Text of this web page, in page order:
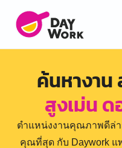
ค้นหางาน
สูงเม่น
ตำแหน่งงานคุณภาพดีล่
คุณที่สุด กับ Daywork